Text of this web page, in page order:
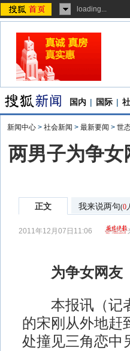
loading...
国内 | 国际 |
新闻中心 > 社会新闻 > 最新要闻 > 世
两男子为争女
正文 我来说两句(0
2011年12月07日11:06
为争女网
本报讯（记者
的宋刚从外地赶
处撞见三角恋中